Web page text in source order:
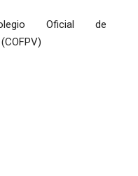
Oficial de